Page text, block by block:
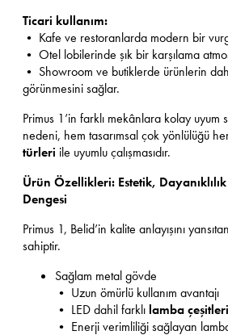
Ticari kullanım:
• Kafe ve restoranlarda modern bir
• Otel lobilerinde şık bir karşılama
• Showroom ve butiklerde ürünlerin
görünmesini sağlar.
Primus 1’in farklı mekânlara kolay uyum
nedeni, hem tasarımsal çok yönlülüğü
türleri ile uyumlu çalışmasıdır.
Ürün Özellikleri: Estetik,
Dengesi
Primus 1, Belid’in kalite anlayışını
sahiptir.
Sağlam metal gövde
• Uzun ömürlü kullanım avantajı
• LED dahil farklı lamba çeşitleri
• Enerji verimliliği sağlayan